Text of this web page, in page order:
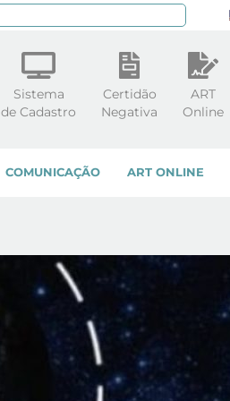
COMUNICAÇÃO ART ONLINE
Sistema
de Cadastro
Certidão
Negativa
ART
Online